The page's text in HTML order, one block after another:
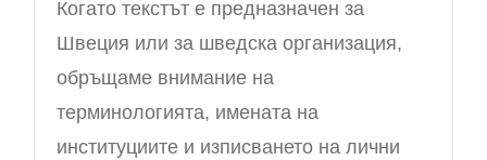
Когато текстът е предназначен за
Швеция или за шведска организация,
обръщаме внимание на
терминологията, имената на
институциите и изписването на лични